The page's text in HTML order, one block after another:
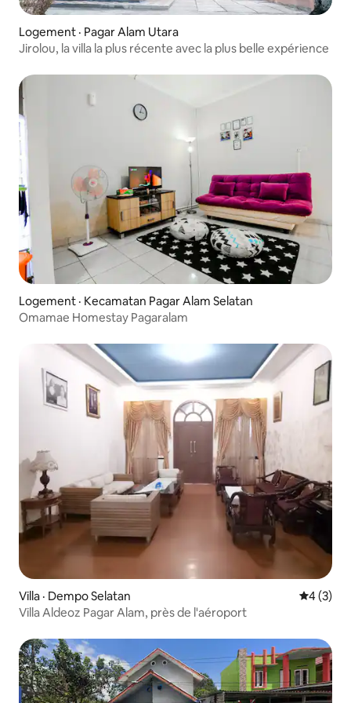
Logement · Pagar Alam Utara
Jirolou, la villa la plus récente avec la plus belle expérience
Logement · Kecamatan Pagar Alam Selatan
Omamae Homestay Pagaralam
Villa · Dempo Selatan Note
4 (3)
Villa Aldeoz Pagar Alam, près de l'aéroport